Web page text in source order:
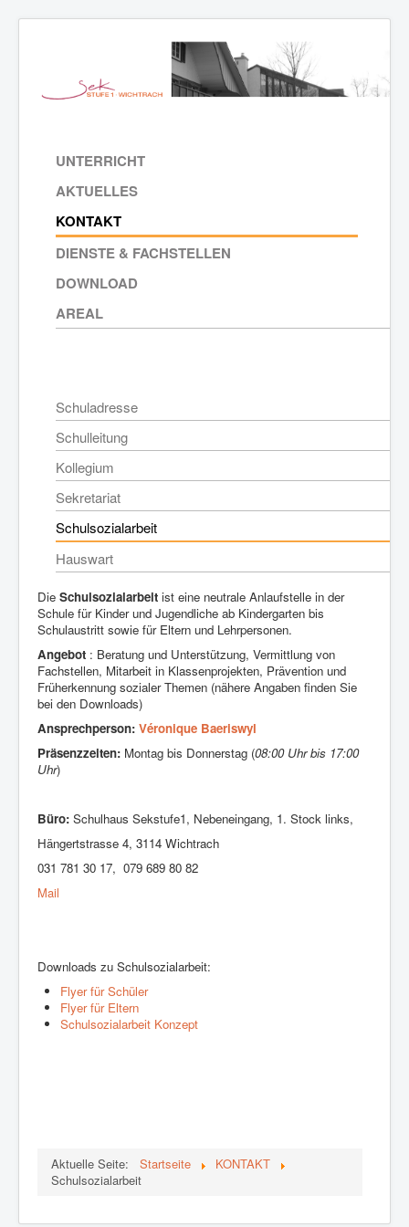
UNTERRICHT
AKTUELLES
KONTAKT
DIENSTE & FACHSTELLEN
DOWNLOAD
AREAL
Schuladresse
Schulleitung
Kollegium
Sekretariat
Schulsozialarbeit
Hauswart
Die Schulsozialarbeit ist eine neutrale Anlaufstelle in der
Schule für Kinder und Jugendliche ab Kindergarten bis
Schulaustritt sowie für Eltern und Lehrpersonen.
Angebot : Beratung und Unterstützung, Vermittlung von
Fachstellen, Mitarbeit in Klassenprojekten, Prävention und
Früherkennung sozialer Themen (nähere Angaben finden Sie
bei den Downloads)
Ansprechperson: Véronique Baeriswyl
Präsenzzeiten: Montag bis Donnerstag (08:00 Uhr bis 17:00
Uhr)
Büro: Schulhaus Sekstufe1, Nebeneingang, 1. Stock links,
Hängertstrasse 4, 3114 Wichtrach
031 781 30 17, 079 689 80 82
Mail
Downloads zu Schulsozialarbeit:
Flyer für Schüler
Flyer für Eltern
Schulsozialarbeit Konzept
Aktuelle Seite: Startseite
KONTAKT
Schulsozialarbeit